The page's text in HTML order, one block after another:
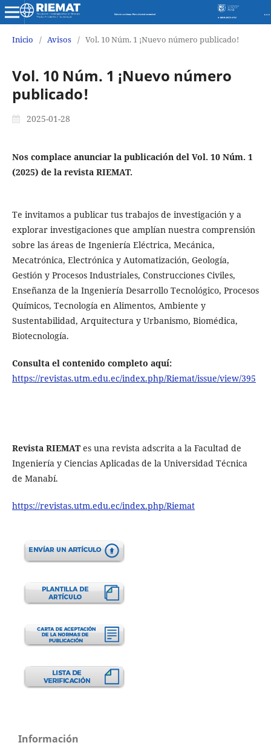
Revista de Investigaciones en Energía Medio Ambiente y Tecnología RIEMAT ISSN 2588-0721
Inicio / Avisos / Vol. 10 Núm. 1 ¡Nuevo número publicado!
Vol. 10 Núm. 1 ¡Nuevo número
publicado!
2025-01-28
Nos complace anunciar la publicación del Vol. 10 Núm. 1
(2025) de la revista RIEMAT.
Te invitamos a publicar tus trabajos de investigación y a
explorar investigaciones que amplían nuestra comprensión
sobre las áreas de Ingeniería Eléctrica, Mecánica,
Mecatrónica, Electrónica y Automatización, Geología,
Gestión y Procesos Industriales, Construcciones Civiles,
Enseñanza de la Ingeniería Desarrollo Tecnológico, Procesos
Químicos, Tecnología en Alimentos, Ambiente y
Sustentabilidad, Arquitectura y Urbanismo, Biomédica,
Biotecnología.
Consulta el contenido completo aquí:
https://revistas.utm.edu.ec/index.php/Riemat/issue/view/395
Revista RIEMAT es una revista adscrita a la Facultad de
Ingeniería y Ciencias Aplicadas de la Universidad Técnica
de Manabí.
https://revistas.utm.edu.ec/index.php/Riemat
Información